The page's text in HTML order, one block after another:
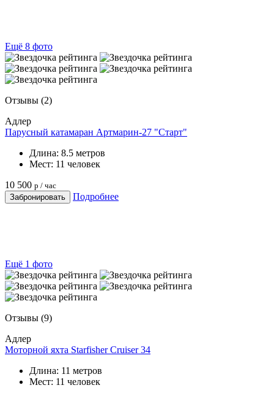
Ещё 8 фото
Отзывы (2)
Адлер
Парусный катамаран Артмарин-27 "Старт"
Длина: 8.5 метров
Мест: 11 человек
10 500 р / час
Забронировать
Подробнее
Ещё 1 фото
Отзывы (9)
Адлер
Моторной яхта Starfisher Cruiser 34
Длина: 11 метров
Мест: 11 человек